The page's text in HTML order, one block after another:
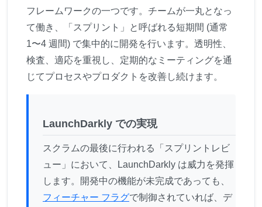
フレームワークの一つです。チームが一丸となっ
て働き、「スプリント」と呼ばれる短期間 (通常
1〜4 週間) で集中的に開発を行います。透明性、
検査、適応を重視し、定期的なミーティングを通
じてプロセスやプロダクトを改善し続けます。
LaunchDarkly での実現
スクラムの最後に行われる「スプリントレビ
ュー」において、LaunchDarkly は威力を発揮
します。開発中の機能が未完成であっても、
フィーチャー フラグで制御されていれば、デ